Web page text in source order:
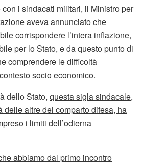
i sindacati militari, il Ministro per
aveva annunciato che
corrispondere l’intera inflazione,
per lo Stato, e da questo punto di
comprendere le difficoltà
socio economico.
dello Stato, questa sigla sindacale,
delle altre del comparto difesa, ha
i limiti dell’odierna
abbiamo dal primo incontro